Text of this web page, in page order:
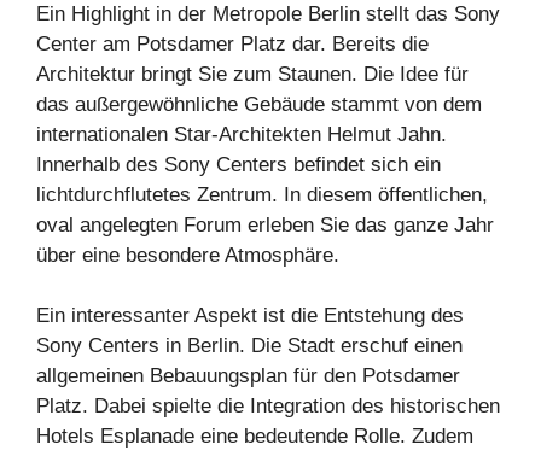
Ein Highlight in der Metropole Berlin stellt das Sony
Center am Potsdamer Platz dar. Bereits die
Architektur bringt Sie zum Staunen. Die Idee für
das außergewöhnliche Gebäude stammt von dem
internationalen Star-Architekten Helmut Jahn.
Innerhalb des Sony Centers befindet sich ein
lichtdurchflutetes Zentrum. In diesem öffentlichen,
oval angelegten Forum erleben Sie das ganze Jahr
über eine besondere Atmosphäre.
Ein interessanter Aspekt ist die Entstehung des
Sony Centers in Berlin. Die Stadt erschuf einen
allgemeinen Bebauungsplan für den Potsdamer
Platz. Dabei spielte die Integration des historischen
Hotels Esplanade eine bedeutende Rolle. Zudem